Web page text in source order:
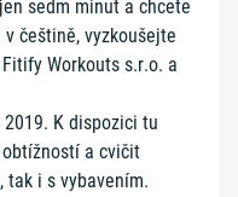
sedm minut a chcete
češtině, vyzkoušejte
Workouts s.r.o. a
K dispozici tu
a cvičit
tak i s vybavením.